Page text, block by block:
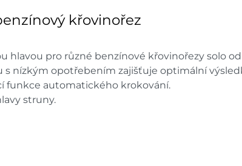
křovinořez
hlavou pro různé benzínové křovinořezy solo od
s nízkým opotřebením zajišťuje optimální
funkce automatického krokování.
struny.